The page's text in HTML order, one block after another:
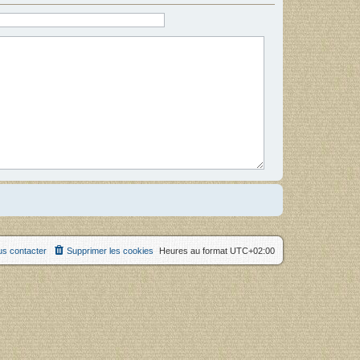
Heures au format UTC+02:00
Supprimer les cookies
contacter